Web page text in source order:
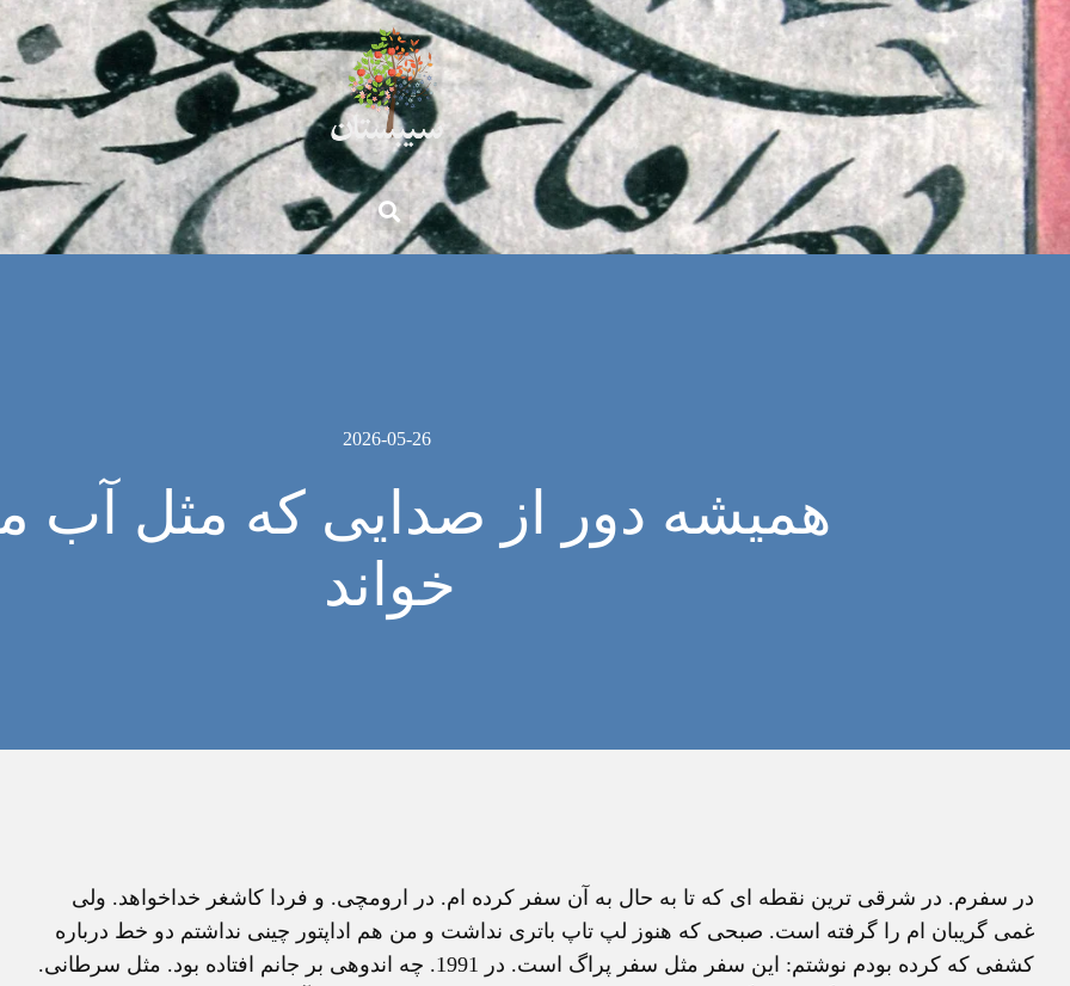
2026-05-26
همیشه دور از صدایی که مثل آب
خواند
در سفرم. در شرقی ترین نقطه ای که تا به حال به آن سفر کرده ام. در ارومچی. و فردا کاشغر خداخواهد. ولی
غمی گریبان ام را گرفته است. صبحی که هنوز لپ تاپ باتری نداشت و من هم اداپتور چینی نداشتم دو خط درباره
کشفی که کرده بودم نوشتم: این سفر مثل سفر پراگ است. در 1991. چه اندوهی بر جانم افتاده بود. مثل سرطانی.